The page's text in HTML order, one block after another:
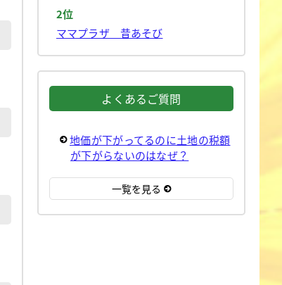
2位
ママプラザ 昔あそび
よくあるご質問
地価が下がってるのに土地の税額
が下がらないのはなぜ？
一覧を見る